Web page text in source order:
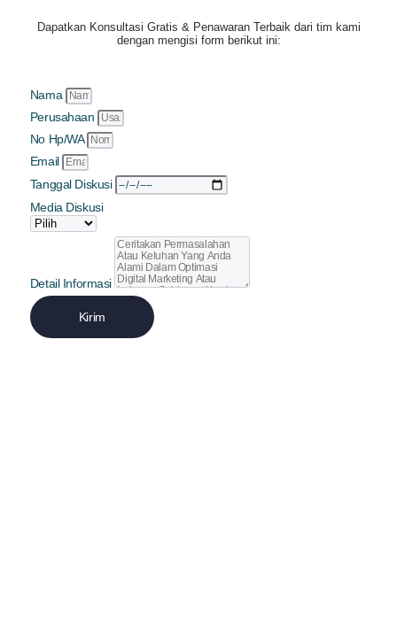
Dapatkan Konsultasi Gratis & Penawaran Terbaik dari tim kami
dengan mengisi form berikut ini:
Nama
Perusahaan
No Hp/WA
Email
Tanggal Diskusi
Media Diskusi
Detail Informasi
Kirim